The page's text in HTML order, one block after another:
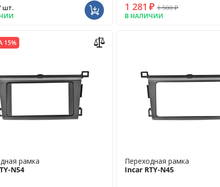
шт.
1 281 ₽ 1 500₽
В НАЛИЧИИ
15%
рамка
N54
Переходная рамка
Incar RTY-N45